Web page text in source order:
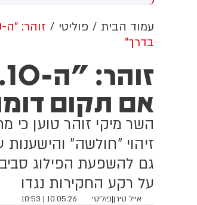
רפואי בזירה
עולה מניתוח
בצרפתית,
בטענה שיהודים
במכוון את
ספרד ונורבגיה
פוליטית או
עמוד הבית פוליטי
בדרך"
אם תקום
השר מיקי זוהר טוען
זיהוי "חולשה"
גם להשפעת הפילוג
על רקע החקירות נגדו
אייל טירן|פוליטי 10.05.26 | 10:53